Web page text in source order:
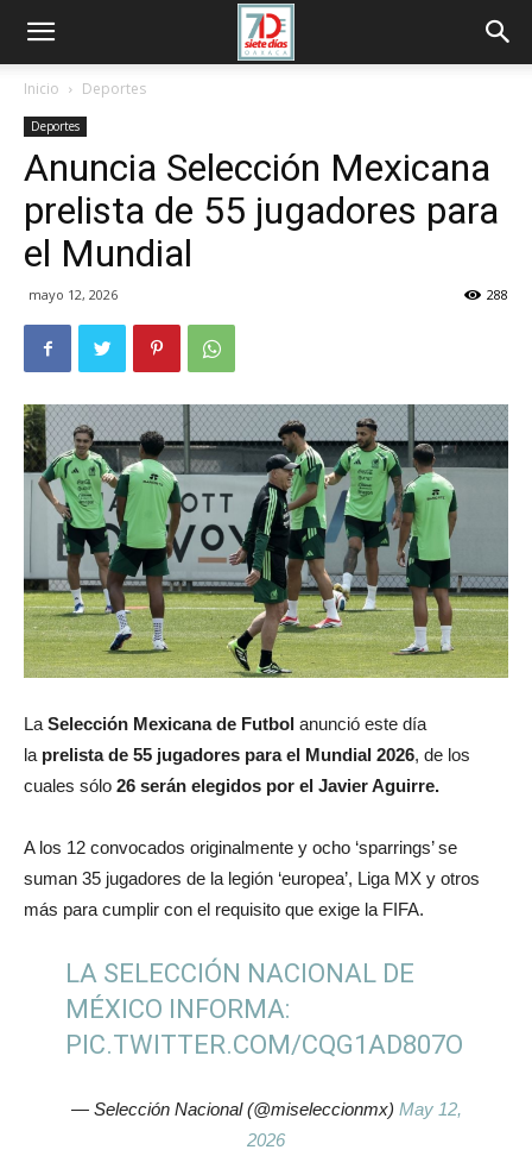
Inicio Deportes
Deportes
Anuncia Selección Mexicana
prelista de 55 jugadores para
el Mundial
mayo 12, 2026 288
La Selección Mexicana de Futbol anunció este día
la prelista de 55 jugadores para el Mundial 2026, de los
cuales sólo 26 serán elegidos por el Javier Aguirre.
A los 12 convocados originalmente y ocho ‘sparrings’ se
suman 35 jugadores de la legión ‘europea’, Liga MX y otros
más para cumplir con el requisito que exige la FIFA.
LA SELECCIÓN NACIONAL DE
MÉXICO INFORMA:
PIC.TWITTER.COM/CQG1AD807O
— Selección Nacional (@miseleccionmx) May 12,
2026